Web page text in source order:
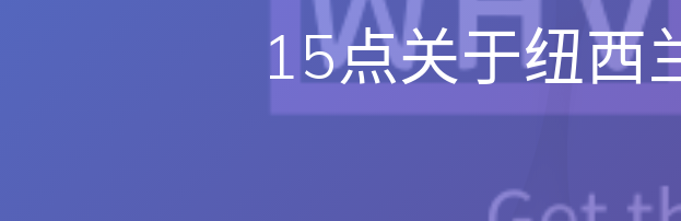
15点关于纽西